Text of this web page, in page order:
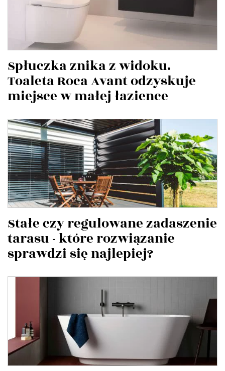
Spłuczka znika z widoku.
Toaleta Roca Avant odzyskuje
miejsce w małej łazience
Stałe czy regulowane zadaszenie
tarasu - które rozwiązanie
sprawdzi się najlepiej?